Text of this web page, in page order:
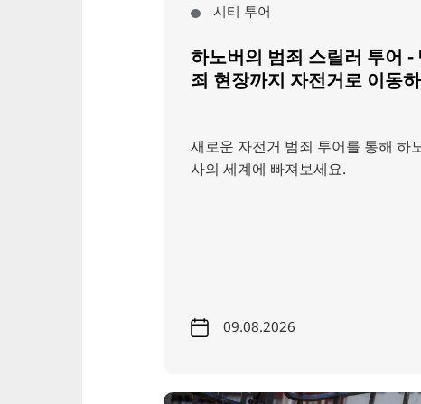
시티 투어
하노버의 범죄 스릴러 투어 -
죄 현장까지 자전거로 이동
새로운 자전거 범죄 투어를 통해 하
사의 세계에 빠져보세요.
09.08.2026